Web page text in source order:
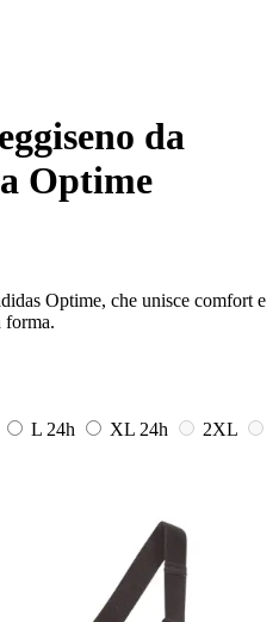
da
Optime
Optime, che unisce comfort e
forma.
L 24h XL 24h
2XL